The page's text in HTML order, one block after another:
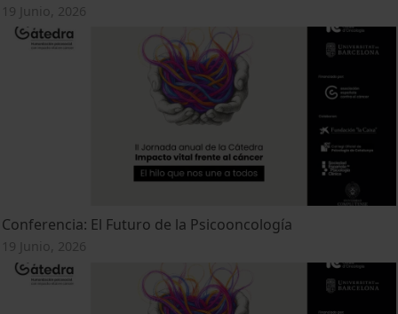
19 Junio, 2026
Conferencia: El Futuro de la Psicooncología
19 Junio, 2026